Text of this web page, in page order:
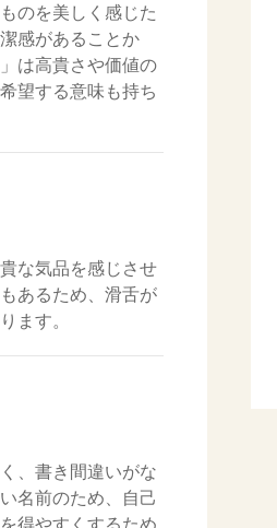
のを美しく感じた
感があることか
は高貴さや価値の
望する意味も持ち
な気品を感じさせ
あるため、滑舌が
ます。
、書き間違いがな
名前のため、自己